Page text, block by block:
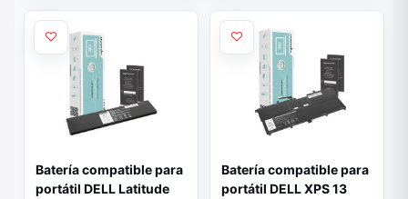
Batería compatible para
portátil DELL Latitude
Batería compatible para
portátil DELL XPS 13